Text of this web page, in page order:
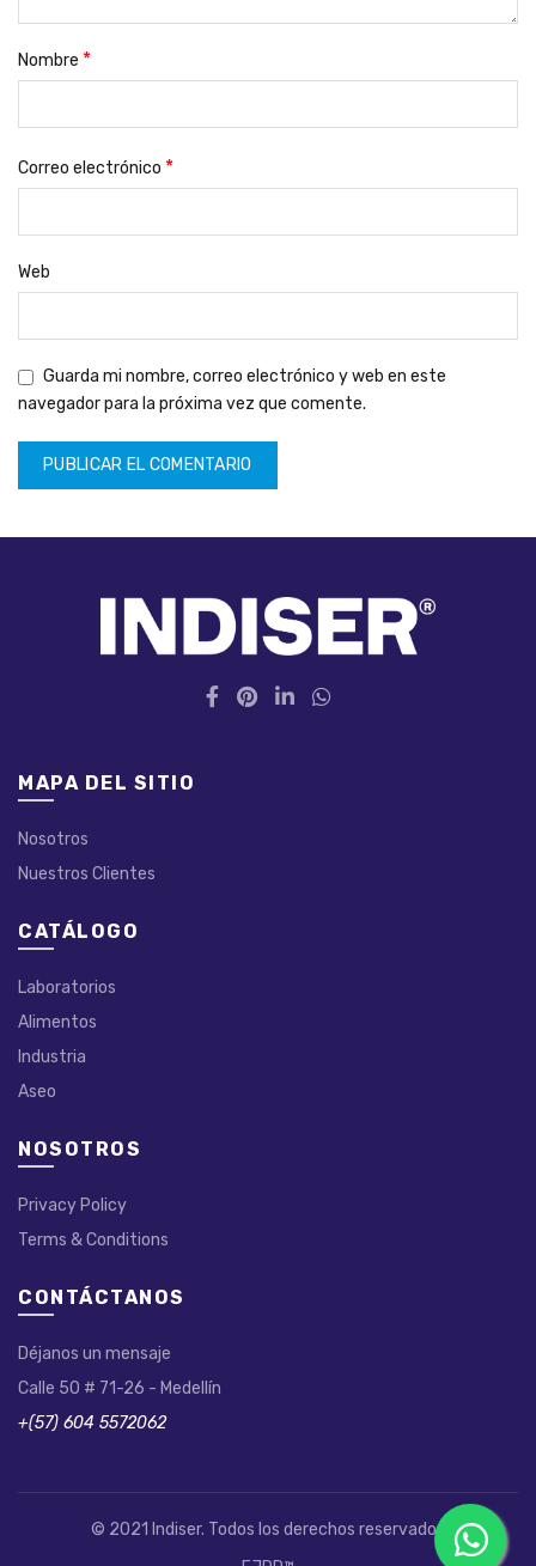
Nombre *
Correo electrónico *
Web
Guarda mi nombre, correo electrónico y web en este
navegador para la próxima vez que comente.
MAPA DEL SITIO
Nosotros
Nuestros Clientes
CATÁLOGO
Laboratorios
Alimentos
Industria
Aseo
NOSOTROS
Privacy Policy
Terms & Conditions
CONTÁCTANOS
Déjanos un mensaje
Calle 50 # 71-26 - Medellín
+(57) 604 5572062
© 2021 Indiser. Todos los derechos reservados